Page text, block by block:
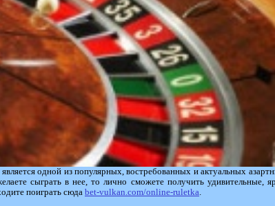
является одной из популярных, востребованных и актуальных
сыграть в нее, то лично сможете получить
поиграть сюда bet-vulkan.com/online-ruletka.